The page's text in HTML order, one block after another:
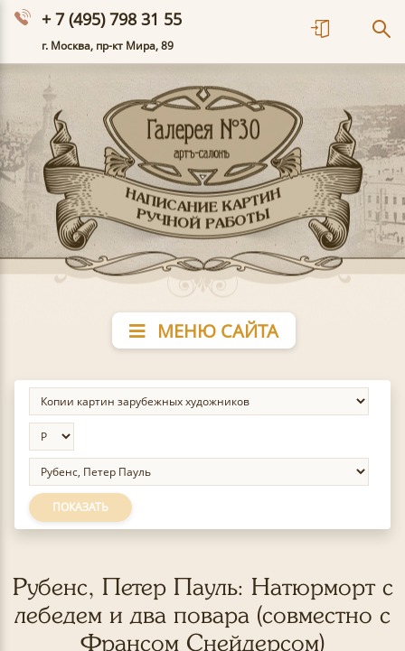
+ 7 (495) 798 31 55
г. Москва, пр-кт Мира, 89
МЕНЮ САЙТА
ПОКАЗАТЬ
Рубенс, Петер Пауль: Натюрморт с
лебедем и два повара (совместно с
Франсом Снейдерсом)